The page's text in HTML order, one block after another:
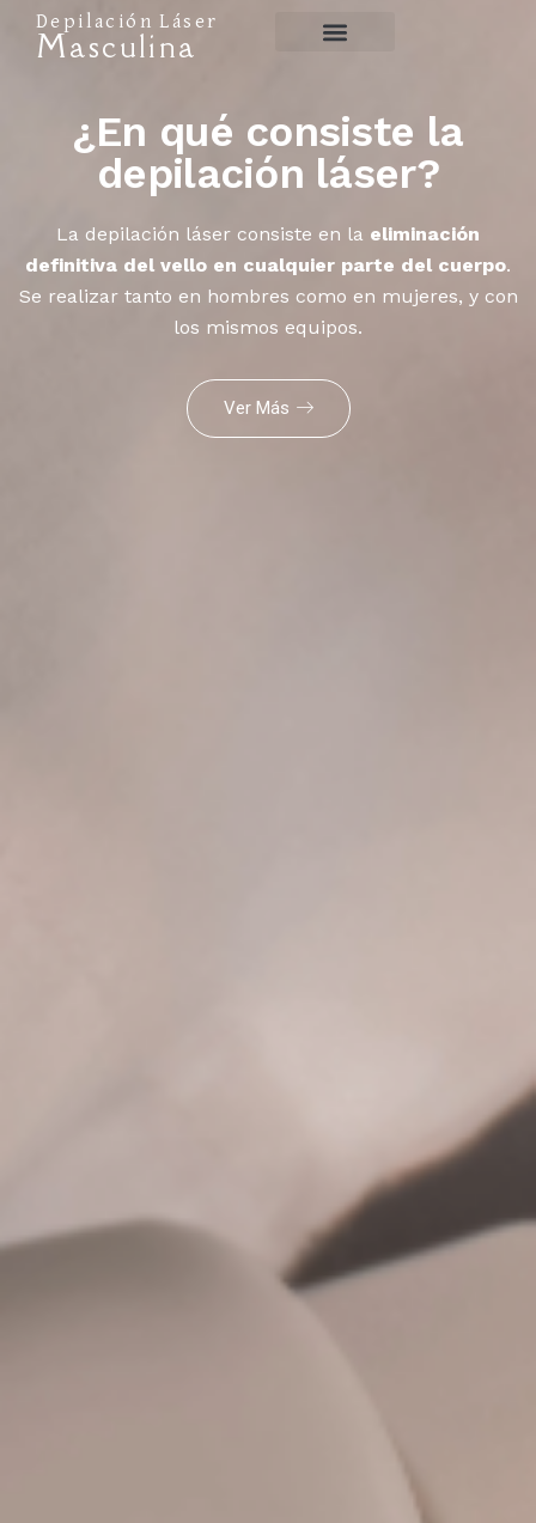
Depilación Láser
Masculina
¿En qué consiste la
depilación láser?
La depilación láser consiste en la eliminación
definitiva del vello en cualquier parte del cuerpo.
Se realizar tanto en hombres como en mujeres, y con
los mismos equipos.
Ver Más